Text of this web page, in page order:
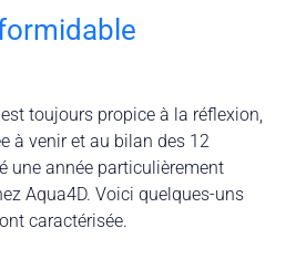
toujours propice à la réflexion,
à venir et au bilan des 12
une année particulièrement
Aqua4D. Voici quelques-uns
caractérisée.